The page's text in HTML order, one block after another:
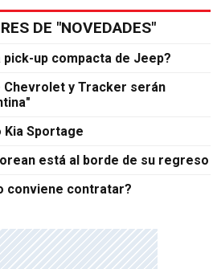
DE "NOVEDADES"
pick-up compacta de Jeep?
Chevrolet y Tracker serán
Kia Sportage
está al borde de su regreso
conviene contratar?